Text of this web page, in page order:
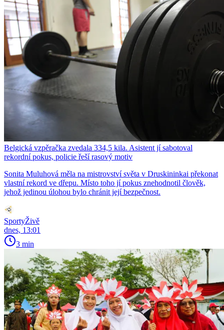
Belgická vzpěračka zvedala 334,5 kila. Asistent jí sabotoval
rekordní pokus, policie řeší rasový motiv
Sonita Muluhová měla na mistrovství světa v Druskininkai překonat
vlastní rekord ve dřepu. Místo toho jí pokus znehodnotil člověk,
jehož jedinou úlohou bylo chránit její bezpečnost.
SportyŽivě
dnes, 13:01
3 min